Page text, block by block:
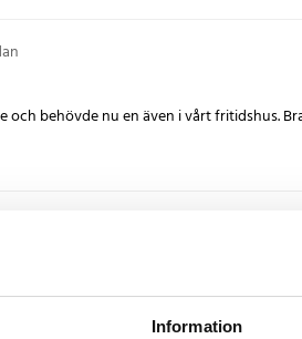
Information
och behövde nu en även i vårt fritidshus.